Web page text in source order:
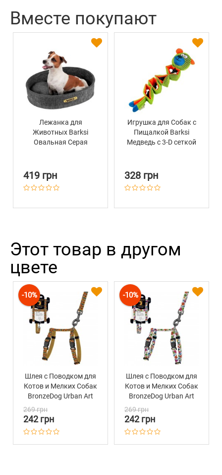
Вместе покупают
Лежанка для
Животных Barksi
Овальная Серая
419 грн
Игрушка для Собак с
Пищалкой Barksi
Медведь с 3-D сеткой
328 грн
Этот товар в другом
цвете
-10%
Шлея с Поводком для
Котов и Мелких Собак
BronzeDog Urban Art
269 грн
242 грн
-10%
Шлея с Поводком для
Котов и Мелких Собак
BronzeDog Urban Art
269 грн
242 грн